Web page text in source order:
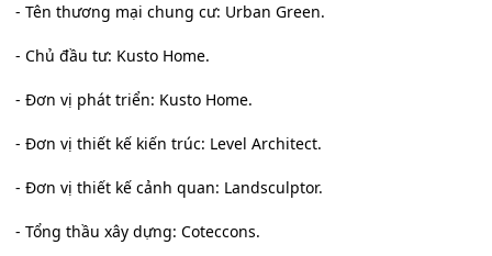
- Tên thương mại chung cư: Urban Green.
- Chủ đầu tư: Kusto Home.
- Đơn vị phát triển: Kusto Home.
- Đơn vị thiết kế kiến trúc: Level Architect.
- Đơn vị thiết kế cảnh quan: Landsculptor.
- Tổng thầu xây dựng: Coteccons.